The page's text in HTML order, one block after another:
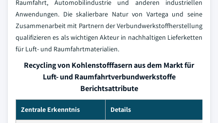
Raumfahrt, Automobilindustrie und anderen industriellen
Anwendungen. Die skalierbare Natur von Vartega und seine
Zusammenarbeit mit Partnern der Verbundwerkstoffherstellung
qualifizieren es als wichtigen Akteur in nachhaltigen Lieferketten
für Luft- und Raumfahrtmaterialien.
Recycling von Kohlenstofffasern aus dem Markt für
Luft- und Raumfahrtverbundwerkstoffe
Berichtsattribute
Zentrale Erkenntnis Details